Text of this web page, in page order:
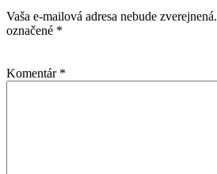
Vaša e-mailová adresa nebude zverejnená.
označené *
Komentár *